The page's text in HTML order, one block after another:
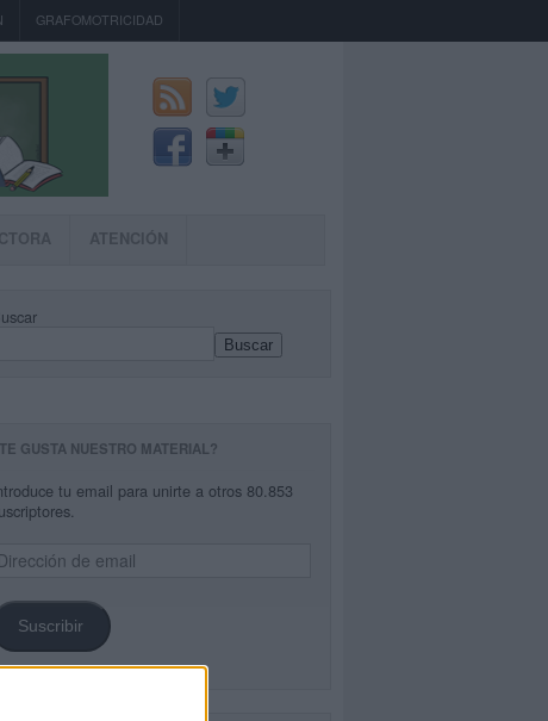
GRAFOMOTRICIDAD
ATENCIÓN
Buscar
GUSTA NUESTRO MATERIAL?
tu email para unirte a otros 80.853
Suscribir